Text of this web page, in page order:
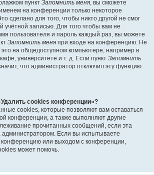
пункт Запомнить меня, вы сможете
на конференции только некоторое
сделано для того, чтобы никто другой не смог
учётной записью. Для того чтобы вам не
пользователя и пароль каждый раз, вы можете
Запомнить меня при входе на конференцию. Не
это на общедоступном компьютере, например в
университете и т. д. Если пункт Запомнить
что администратор отключил эту функцию.
cookies конференции»?
cookies, которые позволяют вам оставаться
конференции, а также выполняют другие
прочитанных сообщений, если эта
администратором. Если вы испытываете
конференцию или выходом с конференции,
может помочь.